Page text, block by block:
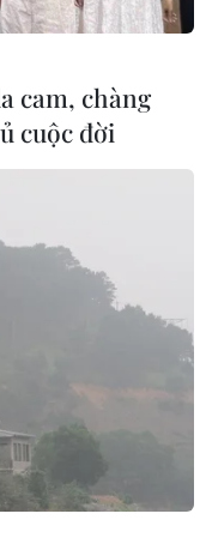
cam, chàng
cuộc đời